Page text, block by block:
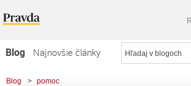
Blog
Najnovšie články
Najčítanejšie články
Blog > pomoc